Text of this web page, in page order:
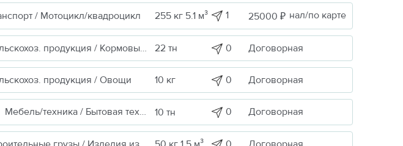
/ Мотоцикл/квадроцикл 255 кг 5.1 м³ 1 25000 ₽ нал/по карте
Сельскохоз. продукция / Кормовые/пищевые добавки 22 тн 0 Договорная
продукция / Овощи 10 кг 0 Договорная
Мебель/техника / Бытовая техника 10 тн 0 Договорная